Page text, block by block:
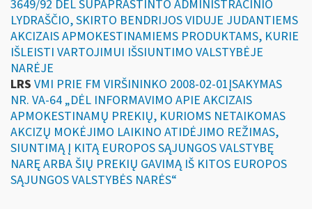
3649/92 DĖL SUPAPRASTINTO ADMINISTRACINIO
LYDRAŠČIO, SKIRTO BENDRIJOS VIDUJE JUDANTIEMS
AKCIZAIS APMOKESTINAMIEMS PRODUKTAMS, KURIE
IŠLEISTI VARTOJIMUI IŠSIUNTIMO VALSTYBĖJE
NARĖJE
LRS VMI PRIE FM VIRŠININKO 2008-02-01ĮSAKYMAS
NR. VA-64 „DĖL INFORMAVIMO APIE AKCIZAIS
APMOKESTINAMŲ PREKIŲ, KURIOMS NETAIKOMAS
AKCIZŲ MOKĖJIMO LAIKINO ATIDĖJIMO REŽIMAS,
SIUNTIMĄ Į KITĄ EUROPOS SĄJUNGOS VALSTYBĘ
NARĘ ARBA ŠIŲ PREKIŲ GAVIMĄ IŠ KITOS EUROPOS
SĄJUNGOS VALSTYBĖS NARĖS“